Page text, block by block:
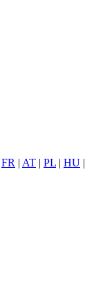
FR | AT | PL | HU |